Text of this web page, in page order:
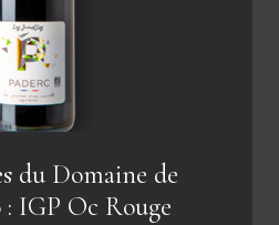
du Domaine de
: IGP Oc Rouge